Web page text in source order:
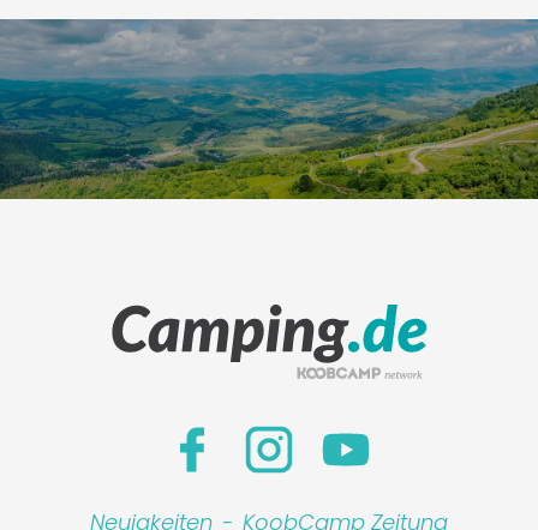
Neuigkeiten - KoobCamp Zeitung